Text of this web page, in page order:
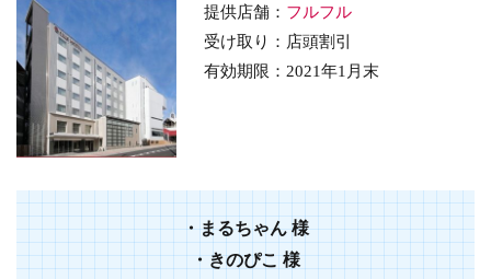
提供店舗： フルフル
受け取り：店頭割引
有効期限：2021年1月末
・まるちゃん 様
・きのぴこ 様